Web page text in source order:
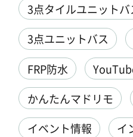
3点タイルユニットバ
3点ユニットバス
FRP防水
かんたんマドリモ
イベント情報
イ